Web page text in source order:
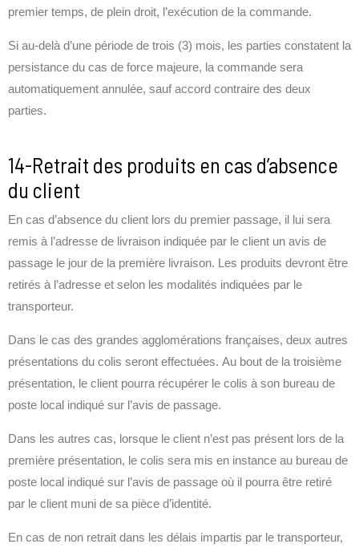
premier temps, de plein droit, l’exécution de la commande.
Si au-delà d’une période de trois (3) mois, les parties constatent la
persistance du cas de force majeure, la commande sera
automatiquement annulée, sauf accord contraire des deux
parties.
14-Retrait des produits en cas d’absence
du client
En cas d’absence du client lors du premier passage, il lui sera
remis à l’adresse de livraison indiquée par le client un avis de
passage le jour de la première livraison. Les produits devront être
retirés à l’adresse et selon les modalités indiquées par le
transporteur.
Dans le cas des grandes agglomérations françaises, deux autres
présentations du colis seront effectuées. Au bout de la troisième
présentation, le client pourra récupérer le colis à son bureau de
poste local indiqué sur l’avis de passage.
Dans les autres cas, lorsque le client n’est pas présent lors de la
première présentation, le colis sera mis en instance au bureau de
poste local indiqué sur l’avis de passage où il pourra être retiré
par le client muni de sa pièce d’identité.
En cas de non retrait dans les délais impartis par le transporteur,